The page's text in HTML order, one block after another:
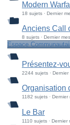
Modern
18 sujets · Dernier
Anciens Call
8 sujets · Dernier
Espace
Présentez-
2244 sujets ·
Organisation
1182 sujets ·
Le Bar
1110 sujets ·